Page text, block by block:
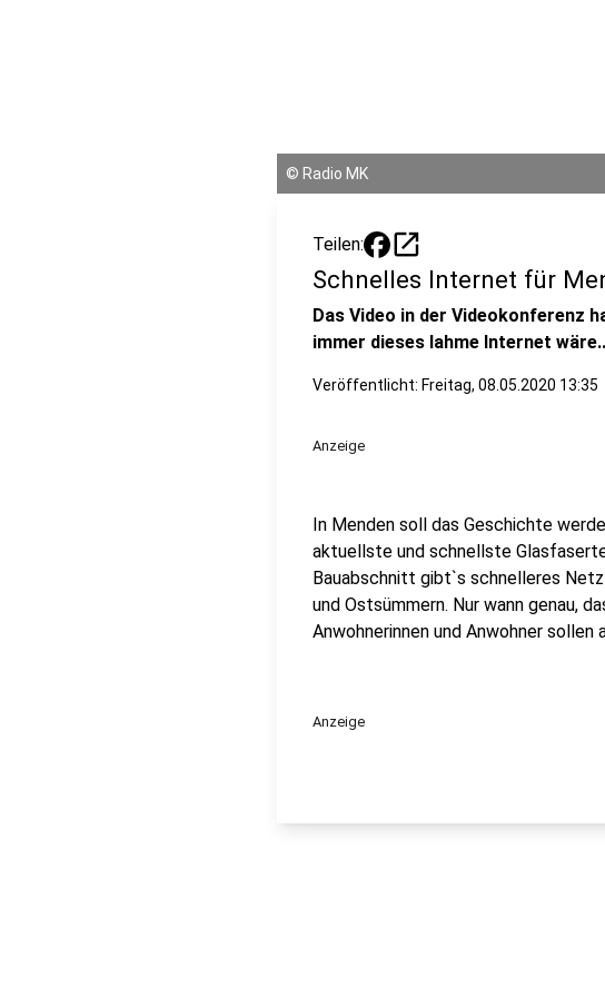
© Radio MK
Teilen: open_in_new
Schnelles Internet für
Das Video in der Videokonferenz
immer dieses lahme Internet
Veröffentlicht: Freitag, 08.05.2020 13:35
Anzeige
In Menden soll das Geschichte
aktuellste und schnellste
Bauabschnitt gibt`s schnelleres
und Ostsümmern. Nur wann genau,
Anwohnerinnen und Anwohner
Anzeige